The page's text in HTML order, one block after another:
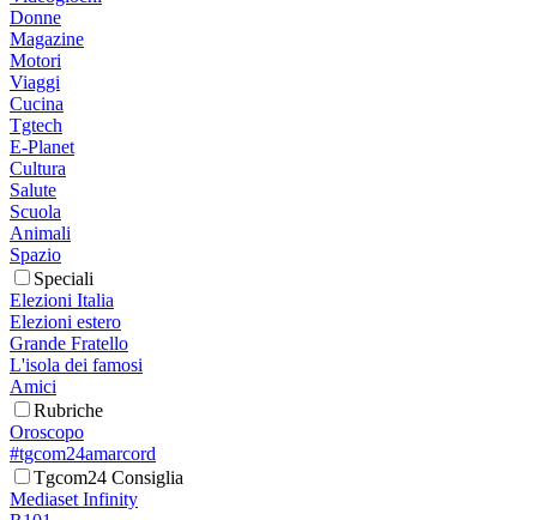
Donne
Magazine
Motori
Viaggi
Cucina
Tgtech
E-Planet
Cultura
Salute
Scuola
Animali
Spazio
Speciali
Elezioni Italia
Elezioni estero
Grande Fratello
L'isola dei famosi
Amici
Rubriche
Oroscopo
#tgcom24amarcord
Tgcom24 Consiglia
Mediaset Infinity